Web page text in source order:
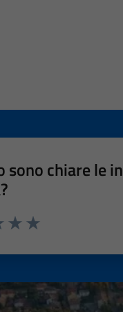
sono chiare le